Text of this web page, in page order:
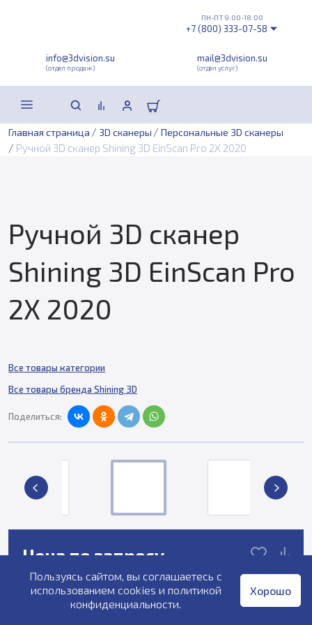
info@3dvision.su
(отдел продаж)
mail@3dvision.su
(отдел услуг)
ПН-ПТ 9:00-18:00
+7 (800) 333-07-58
Главная страница / 3D сканеры / Персональные 3D сканеры
/ Ручной 3D сканер Shining 3D EinScan Pro 2X 2020
Ручной 3D сканер
Shining 3D EinScan Pro
2X 2020
Все товары категории
Все товары бренда Shining 3D
Поделиться:
Цена по запросу
Снят с производства
Пользуясь сайтом, вы соглашаетесь с
использованием cookies и политикой
конфиденциальности.
Хорошо